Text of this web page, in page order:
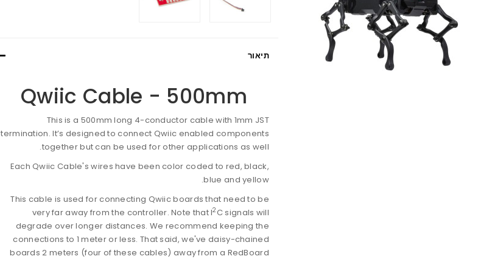
תיאור
Qwiic Cable - 500mm
This is a 500mm long 4-conductor cable with 1mm JST
termination. It’s designed to connect Qwiic enabled components
together but can be used for other applications as well.
Each Qwiic Cable's wires have been color coded to red, black,
blue and yellow.
This cable is used for connecting Qwiic boards that need to be
very far away from the controller. Note that I2C signals will
degrade over longer distances. We recommend keeping the
connections to 1 meter or less. That said, we've daisy-chained
boards 2 meters (four of these cables) away from a RedBoard